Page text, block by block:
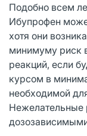
Подобно всем
Ибупрофен
хотя они
минимуму риск
реакций, если
курсом в
необходимой
Нежелательные